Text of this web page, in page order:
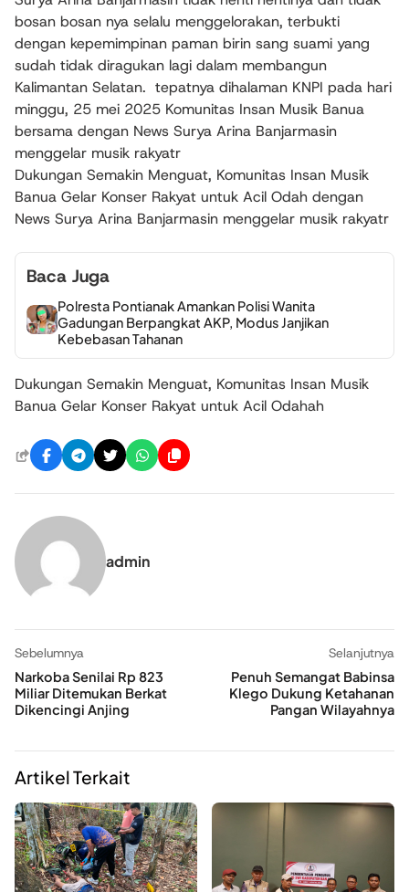
bosan bosan nya selalu menggelorakan, terbukti
dengan kepemimpinan paman birin sang suami yang
sudah tidak diragukan lagi dalam membangun
Kalimantan Selatan. tepatnya dihalaman KNPI pada hari
minggu, 25 mei 2025 Komunitas Insan Musik Banua
bersama dengan News Surya Arina Banjarmasin
menggelar musik rakyatr
Dukungan Semakin Menguat, Komunitas Insan Musik
Banua Gelar Konser Rakyat untuk Acil Odah dengan
News Surya Arina Banjarmasin menggelar musik rakyatr
Baca Juga
Polresta Pontianak Amankan Polisi Wanita
Gadungan Berpangkat AKP, Modus Janjikan
Kebebasan Tahanan
Dukungan Semakin Menguat, Komunitas Insan Musik
Banua Gelar Konser Rakyat untuk Acil Odahah
admin
Sebelumnya
Narkoba Senilai Rp 823
Miliar Ditemukan Berkat
Dikencingi Anjing
Selanjutnya
Penuh Semangat Babinsa
Klego Dukung Ketahanan
Pangan Wilayahnya
Artikel Terkait